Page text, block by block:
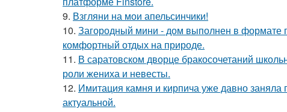
9. Взгляни на мои апельсинчики!
10. Загородный мини - дом выполнен в формате
комфортный отдых на природе.
11. В саратовском дворце бракосочетаний
роли жениха и невесты.
12. Имитация камня и кирпича уже давно заняла
актуальной.